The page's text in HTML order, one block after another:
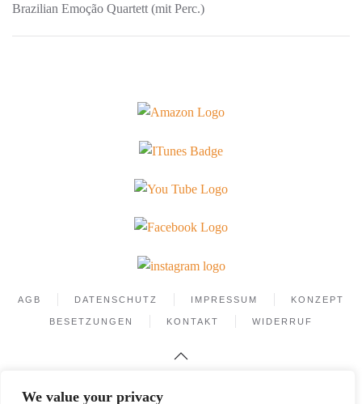
We value your privacy
Brazilian Emoção Quartett (mit Perc.)
AGB DATENSCHUTZ IMPRESSUM KONZEPT
BESETZUNGEN KONTAKT WIDERRUF